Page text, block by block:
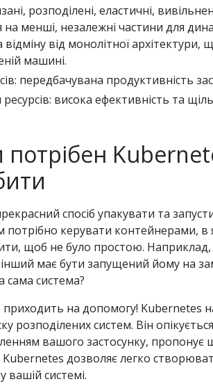
розподілені, еластичні,
менші, незалежні частини для
відміну від монолітної
машині.
передбачувана продуктивність
висока ефективність та
спосіб упакувати та
потрібно керувати контейнерами,
щоб не було простою.
має бути запущений йому на
сама система?
на допомогу! Kubernetes
розподілених систем. Він
вашого застосунку, пропонує
дозволяє легко
вашій системі.